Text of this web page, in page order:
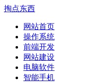
掏点东西
网站首页
操作系统
前端开发
网站建设
电脑软件
智能手机